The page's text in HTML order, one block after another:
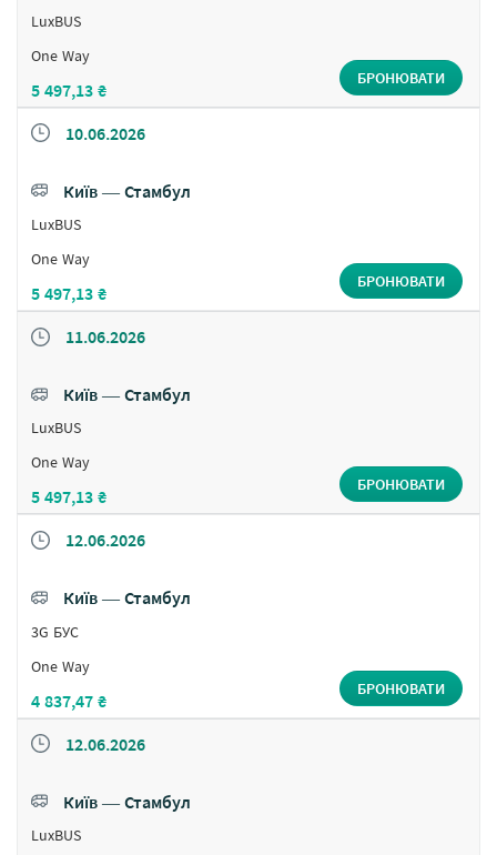
LuxBUS
One Way
5 497,13 ₴
БРОНЮВАТИ
10.06.2026
Київ ― Стамбул
LuxBUS
One Way
5 497,13 ₴
БРОНЮВАТИ
11.06.2026
Київ ― Стамбул
LuxBUS
One Way
5 497,13 ₴
БРОНЮВАТИ
12.06.2026
Київ ― Стамбул
3G БУС
One Way
4 837,47 ₴
БРОНЮВАТИ
12.06.2026
Київ ― Стамбул
LuxBUS